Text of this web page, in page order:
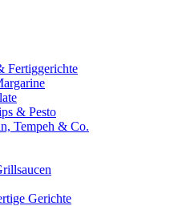
Fertiggerichte
& Pesto
Tempeh & Co.
Gerichte